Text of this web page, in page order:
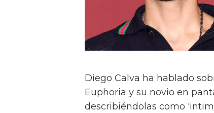
Diego Calva ha hablado
Euphoria y su novio en
describiéndolas como